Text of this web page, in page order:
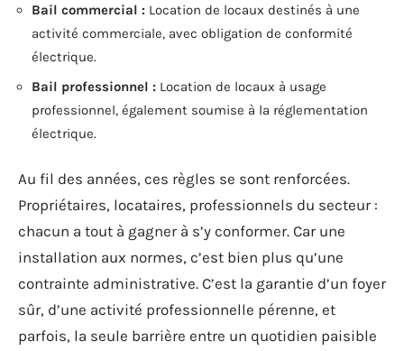
Bail commercial : Location de locaux destinés à une
activité commerciale, avec obligation de conformité
électrique.
Bail professionnel : Location de locaux à usage
professionnel, également soumise à la réglementation
électrique.
Au fil des années, ces règles se sont renforcées.
Propriétaires, locataires, professionnels du secteur :
chacun a tout à gagner à s’y conformer. Car une
installation aux normes, c’est bien plus qu’une
contrainte administrative. C’est la garantie d’un foyer
sûr, d’une activité professionnelle pérenne, et
parfois, la seule barrière entre un quotidien paisible